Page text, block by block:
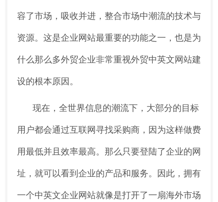
容了市场，吸收并进，整合市场中潮流的技术与
资源。这是企业网站最重要的功能之一，也是为
什么那么多外贸企业非常重视外贸中英文网站建
设的根本原因。
现在，全世界信息的潮流下，大部分的目标
用户都会通过互联网寻找采购商，因为这样做费
用最低并且效率最高。那么只要登陆了企业的网
址，就可以看到企业的产品和服务。因此，拥有
一个中英文企业网站就像是打开了一扇海外市场